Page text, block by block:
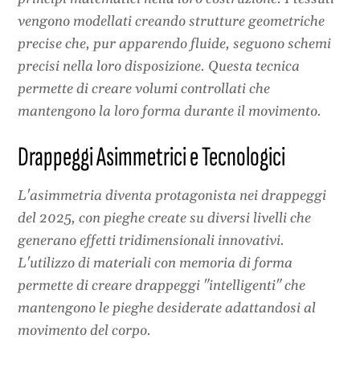
vengono modellati creando strutture geometriche
precise che, pur apparendo fluide, seguono schemi
precisi nella loro disposizione. Questa tecnica
permette di creare volumi controllati che
mantengono la loro forma durante il movimento.
Drappeggi Asimmetrici e Tecnologici
L'asimmetria diventa protagonista nei drappeggi
del 2025, con pieghe create su diversi livelli che
generano effetti tridimensionali innovativi.
L'utilizzo di materiali con memoria di forma
permette di creare drappeggi "intelligenti" che
mantengono le pieghe desiderate adattandosi al
movimento del corpo.